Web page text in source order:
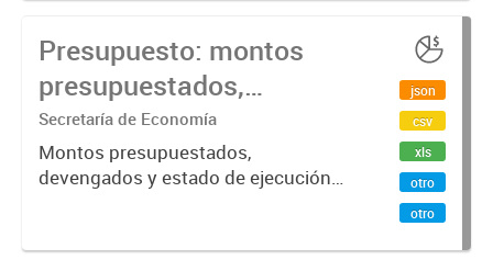
Presupuesto: montos
presupuestados,
devengados y estado de
ejecución
presupuestaria
Secretaría de Economía
Montos presupuestados,
devengados y estado de ejecución
json
csv
xls
otro
otro